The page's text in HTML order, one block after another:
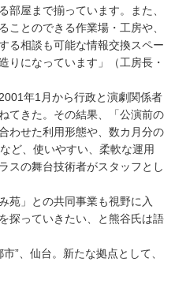
部屋まで揃っています。また、
ことのできる作業場・工房や、
る相談も可能な情報交換スペー
りになっています」（工房長・
年1月から行政と演劇関係者
てきた。その結果、「公演前の
わせた利用形態や、数カ月分の
ど、使いやすい、柔軟な運用
スの舞台技術者がスタッフとし
苑」との共同事業も視野に入
探っていきたい、と熊谷氏は語
”、仙台。新たな拠点として、